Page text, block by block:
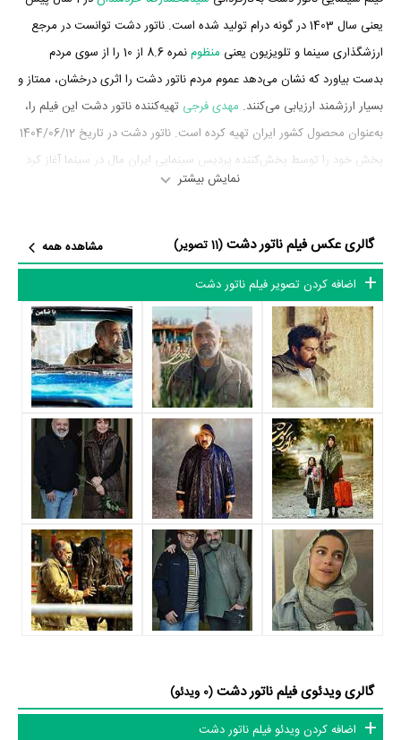
یعنی سال 1403 در گونه درام تولید شده است. ناتور دشت توانست در مرجع
ارزشگذاری سینما و تلویزیون یعنی منظوم
نمره 8.6 از 10 را از سوی مردم
بدست بیاورد که نشان می‌دهد عموم مردم ناتور دشت را اثری درخشان، ممتاز و
بسیار ارزشمند ارزیابی می‌کنند. مهدی فرجی تهیه‌کننده ناتور دشت این فیلم را،
به‌عنوان محصول کشور ایران تهیه کرده است. ناتور دشت در تاریخ 1404/06/12
پخش خود را توسط پخش‌کننده پردیس سینمایی ایران مال در سینما آغاز کرد.
بازیگران فیلم ناتور دشت چه کسانی هستند؟ در ناتور دشت بازیگرانی چون
سیدعلی صالحی،سعید آقاخانی،بابک کریمی،هادی حجازی‌فر،شبنم قربانی،
میرسعید مولویانوعلی صالحیبه ایفای نقش و بازیگری پرداخته‌اند. در فیلم
ناتور دشت حدود 7 بازیگر جلوی دوربین رفته‌اند که از نظر تعداد بازیگران
می‌توان ناتور دشت را یک اثر کم‌بازیگر و با تعداد شخصیت‌های داستانی کم
عنوان کرد.
داستان فیلم ناتور دشت
از محتوا و داستان فیلم ناتور دشت چقدر اطلاع دارید؟ فیلم‌نامه ناتور دشت
توسطحمید اکبری خامنه
نوشته شده است.
در خلاصه داستانی که یا از سوی تیم رسانه‌ای اثر و یا توسط دیگر رسانه‌ها درباره
داستان ناتور دشت منتشر شده است، می‌خوانیم: «من وقتی بچه بودم و چیزی
می‌خواستم و برام نمی‌گرفتن، می‌رفتم یه گوشه قایم می‌شدم تا تنبیه‌شون
کنم…»
فیلم ناتور دشت و کارنامه فعالیت کارگردان و بازیگران
از نظر تاریخچه فعالیت کارگردان و بازیگران فیلم ناتور دشت نیز آمارها و نکات
نمایش بیشتر
گالری عکس فیلم ناتور دشت(11 تصویر)
مشاهده همه
اضافه کردن تصویر فیلم ناتور دشت
گالری ویدئوی فیلم ناتور دشت(0 ویدئو)
اضافه کردن ویدئو فیلم ناتور دشت